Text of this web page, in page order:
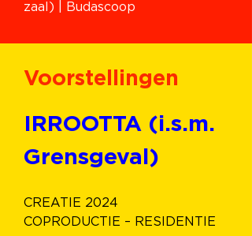
zaal) | Budascoop
Voorstellingen
IRROOTTA (i.s.m.
Grensgeval)
CREATIE 2024
COPRODUCTIE – RESIDENTIE